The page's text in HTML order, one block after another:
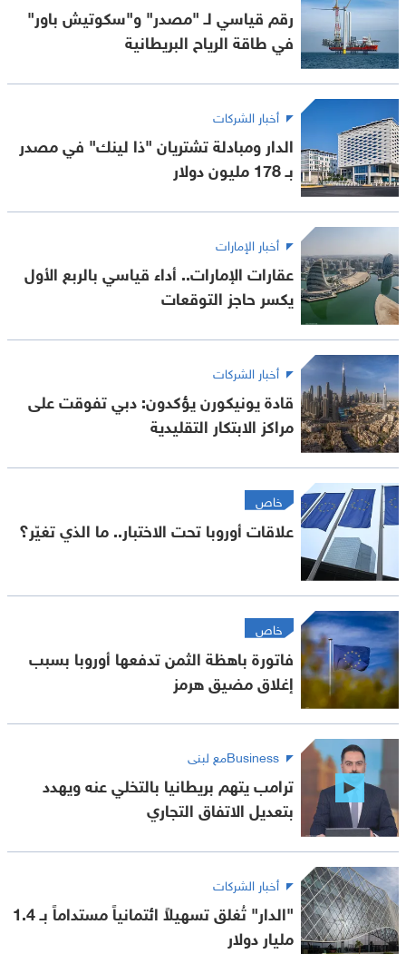
رقم قياسي لـ "مصدر" و"سكوتيش باور"
في طاقة الرياح البريطانية
أخبار الشركات
الدار ومبادلة تشتريان "ذا لينك" في مصدر
بـ 178 مليون دولار
أخبار الإمارات
عقارات الإمارات.. أداء قياسي بالربع الأول
يكسر حاجز التوقعات
أخبار الشركات
قادة يونيكورن يؤكدون: دبي تفوقت على
مراكز الابتكار التقليدية
خاص
علاقات أوروبا تحت الاختبار.. ما الذي تغيّر؟
خاص
فاتورة باهظة الثمن تدفعها أوروبا بسبب
إغلاق مضيق هرمز
Businessمع لبنى
ترامب يتهم بريطانيا بالتخلي عنه ويهدد
بتعديل الاتفاق التجاري
أخبار الشركات
"الدار" تُغلق تسهيلاً ائتمانياً مستداماً بـ 1.4
مليار دولار